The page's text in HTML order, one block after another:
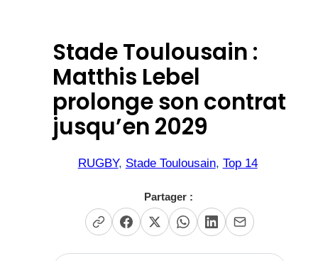
Stade Toulousain :
Matthis Lebel
prolonge son contrat
jusqu’en 2029
RUGBY, Stade Toulousain, Top 14
Partager :